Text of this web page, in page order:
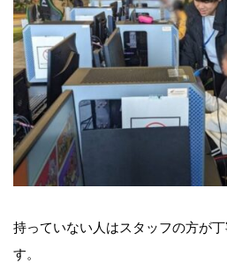
持っていない人はスタッフの方が
す。